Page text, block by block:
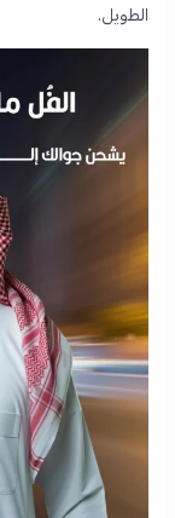
الطويل.